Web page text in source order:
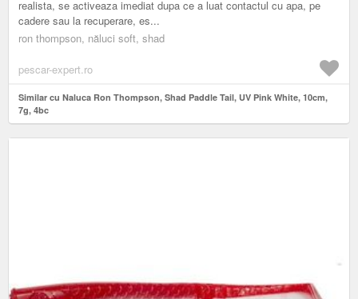
realista, se activeaza imediat dupa ce a luat contactul cu apa, pe
cadere sau la recuperare, es...
ron thompson, năluci soft, shad
pescar-expert.ro
Similar cu Naluca Ron Thompson, Shad Paddle Tail, UV Pink White, 10cm,
7g, 4bc